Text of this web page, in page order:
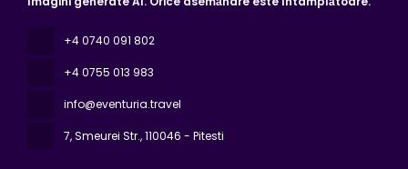
+4 0740 091 802
+4 0755 013 983
info@eventuria.travel
7, Smeurei Str., 110046 - Pitesti